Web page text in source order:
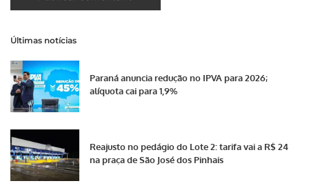
Últimas notícias
Paraná anuncia redução no IPVA para 2026;
alíquota cai para 1,9%
Reajusto no pedágio do Lote 2: tarifa vai a R$ 24
na praça de São José dos Pinhais